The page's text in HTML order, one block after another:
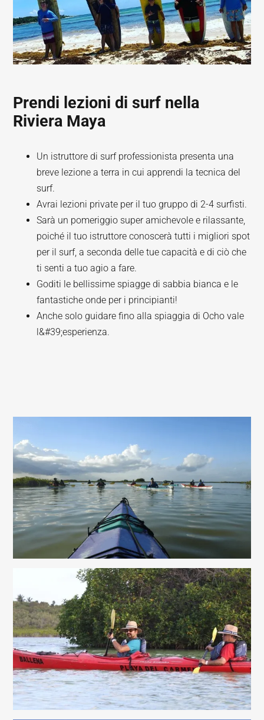
Prendi lezioni di surf nella
Riviera Maya
Un istruttore di surf professionista presenta una
breve lezione a terra in cui apprendi la tecnica del
surf.
Avrai lezioni private per il tuo gruppo di 2-4 surfisti.
Sarà un pomeriggio super amichevole e rilassante,
poiché il tuo istruttore conoscerà tutti i migliori spot
per il surf, a seconda delle tue capacità e di ciò che
ti senti a tuo agio a fare.
Goditi le bellissime spiagge di sabbia bianca e le
fantastiche onde per i principianti!
Anche solo guidare fino alla spiaggia di Ocho vale
l&#39;esperienza.